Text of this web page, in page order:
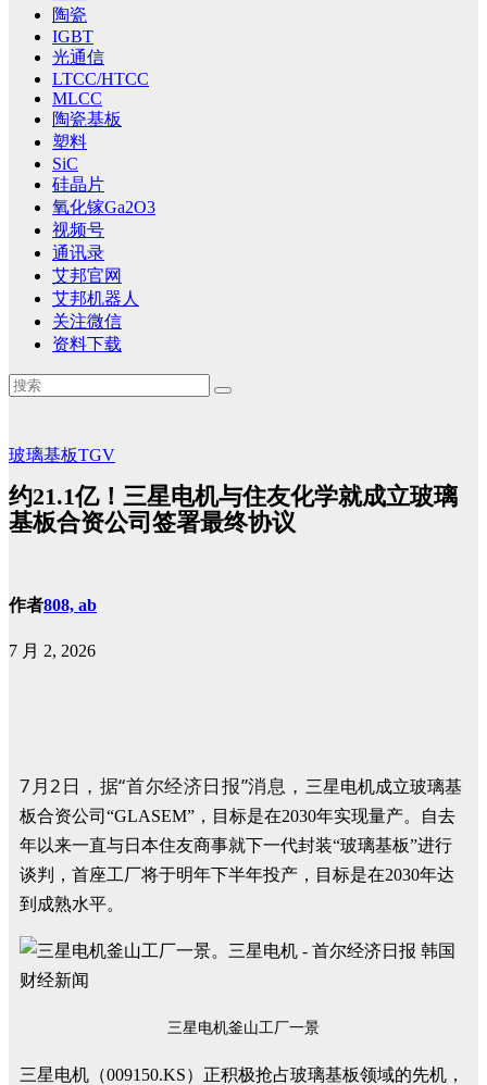
陶瓷
IGBT
光通信
LTCC/HTCC
MLCC
陶瓷基板
塑料
SiC
硅晶片
氧化镓Ga2O3
视频号
通讯录
艾邦官网
艾邦机器人
关注微信
资料下载
玻璃基板TGV
约21.1亿！三星电机与住友化学就成立玻璃
基板合资公司签署最终协议
作者808, ab
7 月 2, 2026
7月2日，据“首尔经济日报”消息， 三星电机成立玻璃基
板合资公司“GLASEM”，目标是在2030年实现量产。自去
年以来一直与日本住友商事就下一代封装“玻璃基板”进行
谈判，首座工厂将于明年下半年投产，目标是在2030年达
到成熟水平。
三星电机釜山工厂一景
三星电机（009150.KS）正积极抢占玻璃基板领域的先机，